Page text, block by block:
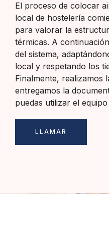
El proceso de colocar
local de hostelería
para valorar la
térmicas. A
del sistema,
local y respetando los
Finalmente, realizamos
entregamos la
puedas utilizar el
LLAMAR